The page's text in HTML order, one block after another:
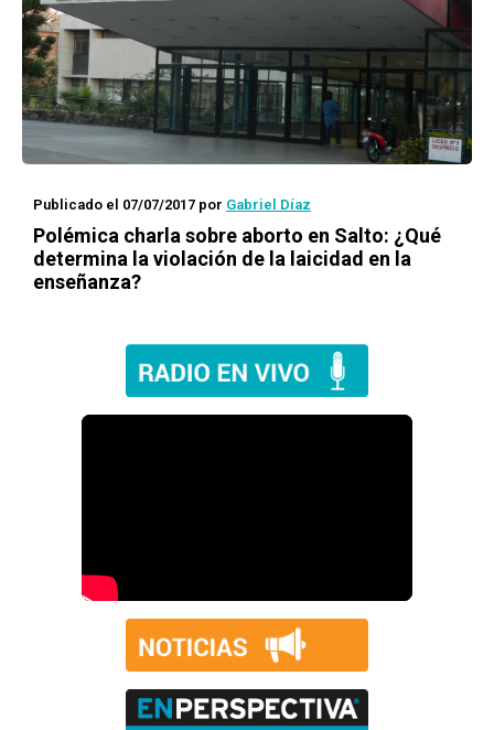
Publicado el 07/07/2017 por Gabriel Díaz
Polémica charla sobre aborto en Salto: ¿Qué
determina la violación de la laicidad en la
enseñanza?